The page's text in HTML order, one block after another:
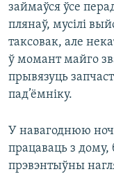
займаўся ўсе
плянаў, мусілі
таксовак, але
ў момант майго
прывязуць
пад’ёмніку.
У навагоднюю ноч
працаваць з дому,
прэвэнтыўны